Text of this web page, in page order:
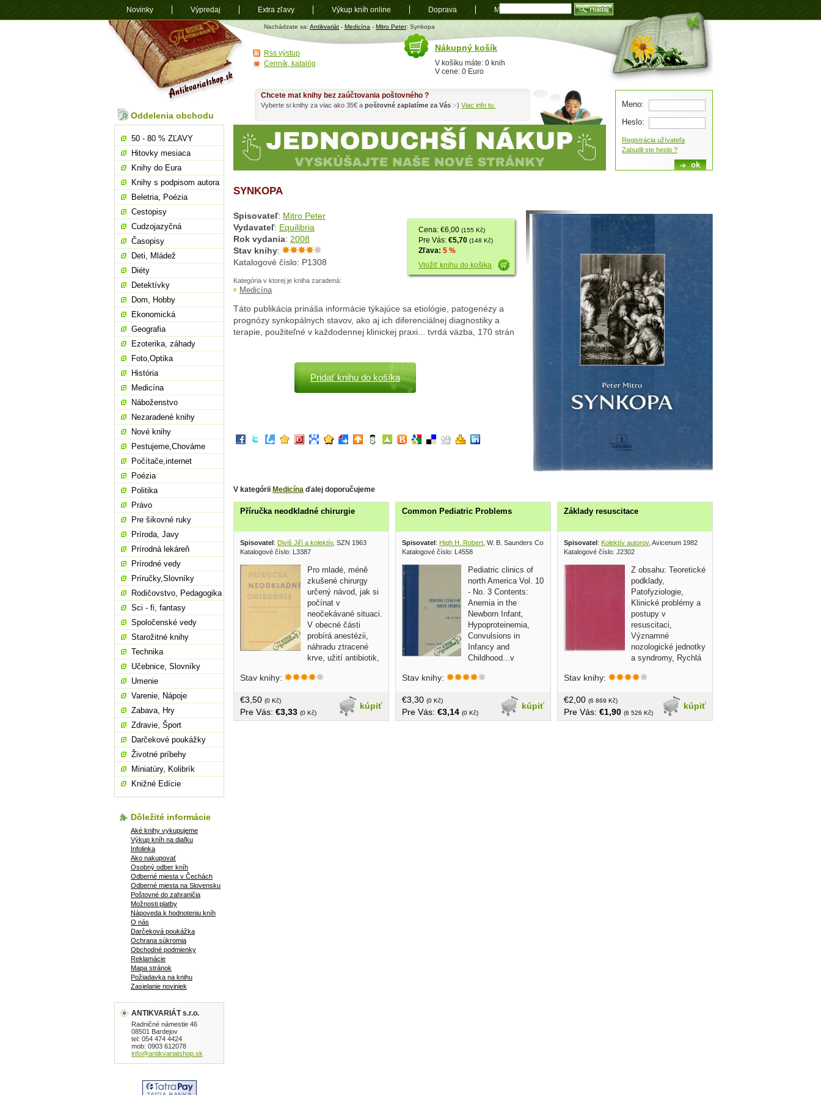
Antikvariát
shop.sk
Nachádzate sa: Antikvariát - Medicína - Mitro Peter: Synkopa
SYNKOPA
Cena: €6,00 (155 Kč)
Pre Vás: €5,70 (148 Kč)
Zľava: 5 %
Vložiť knihu do košika
Spisovateľ: Mitro Peter
Vydavateľ: Equilibria
Rok vydania: 2008
Stav knihy:
Katalogové číslo: P1308
Kategória v ktorej je kniha zaradená:
Medicína
Táto publikácia prináša informácie týkajúce sa etiológie, patogenézy a
prognózy synkopálnych stavov, ako aj ich diferenciálnej diagnostiky a
terapie, použiteľné v každodennej klinickej praxi... tvrdá väzba, 170 strán
Pridať knihu do košíka
V kategórii Medicína ďalej doporučujeme
Příručka neodkladné chirurgie
Spisovatel: Diviš Jiří a kolektív, SZN 1963
Katalogové číslo: L3387
Pro mladé, méně
zkušené chirurgy
určený návod, jak si
počínat v
neočekávané situaci.
V obecné části
probírá anestézii,
náhradu ztracené
krve, užití antibiotik,
nemoci, vyhledávání hlavních cévních
osvětluje zákroky na jednotlivých
orgánech... v češtine, bez obalu, tvrdá
väzba, väčší formát, 372 strán
Stav knihy:
kúpiť
€3,50 (0 Kč)
Pre Vás: €3,33 (0 Kč)
Common Pediatric Problems
Spisovatel: High H. Robert , W. B. Saunders Company 1963
Katalogové číslo: L4558
Pediatric clinics of
north America Vol. 10
- No. 3 Contents:
Anemia in the
Newborn Infant,
Hypoproteinemia,
Convulsions in
Infancy and
Childhood...v
245 strán
Stav knihy:
kúpiť
€3,30 (0 Kč)
Pre Vás: €3,14 (0 Kč)
Základy resuscitace
Spisovatel: Kolektív autorov, Avicenum 1982
Katalogové číslo: J2302
Z obsahu: Teoretické
podklady,
Patofyziologie,
Klinické problémy a
postupy v
resuscitaci,
Významné
nozologické jednotky
a syndromy, Rychlá
obalu, tvrdá väzba, väčší formát, 472
Stav knihy:
kúpiť
€2,00 (6 869 Kč)
Pre Vás: €1,90 (6 526 Kč)
Chcete mat knihy bez zaúčtovania poštovného ?
Vyberte si knihy za viac ako 35€ a poštovné zaplatíme za Vás :-) Viac info tu.
Oddelenia obchodu
50 - 80 % ZĽAVY
Hitovky mesiaca
Knihy do Eura
Knihy s podpisom autora
Beletria, Poézia
Cestopisy
Cudzojazyčná
Časopisy
Deti, Mládež
Diéty
Detektívky
Dom, Hobby
Ekonomická
Geografia
Ezoterika, záhady
Foto,Optika
História
Medicína
Náboženstvo
Nezaradené knihy
Nové knihy
Pestujeme,Chováme
Počítače,internet
Poézia
Politika
Právo
Pre šikovné ruky
Príroda, Javy
Prírodná lekáreň
Prírodné vedy
Príručky,Slovníky
Rodičovstvo, Pedagogika
Sci - fi, fantasy
Spoločenské vedy
Starožitné knihy
Technika
Učebnice, Slovníky
Umenie
Varenie, Nápoje
Zabava, Hry
Zdravie, Šport
Darčekové poukážky
Životné príbehy
Miniatúry, Kolibrík
Knižné Edície
Dôležité informácie
Aké knihy vykupujeme
Výkup kníh na diaľku
Infolinka
Ako nakupovať
Osobný odber kníh
Odberné miesta v Čechách
Odberné miesta na Slovensku
Poštovné do zahraničia
Možnosti platby
Nápoveda k hodnoteniu kníh
O nás
Darčeková poukážka
Ochrana súkromia
Obchodné podmienky
Reklamácie
Mapa stránok
Požiadavka na knihu
Zasielanie noviniek
ANTIKVARIÁT s.r.o.
Radničné námestie 46
08501 Bardejov
tel: 054 474 4424
mob: 0903 612078
info@antikvariatshop.sk
Meno:
Heslo:
Registrácia užívateľa
Zabudli ste heslo ?
Nákupný košík
V košíku máte: 0 knih
V cene: 0 Euro
Rss výstup
Cenník, katalóg
Novinky Výpredaj Extra zľavy Výkup kníh online Doprava Mapa